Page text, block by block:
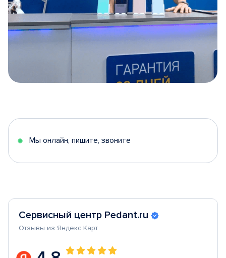
5
Мы онлайн, пишите, звоните
Сервисный центр Pedant.ru
Отзывы из Яндекс Карт